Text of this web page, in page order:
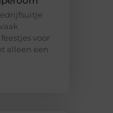
voor
alleen een